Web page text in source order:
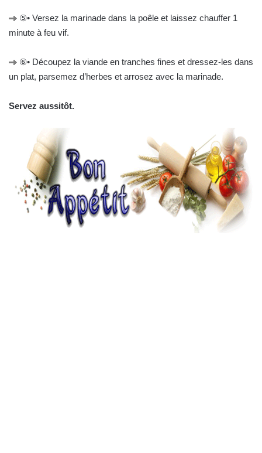
⑤• Versez la marinade dans la poêle et laissez chauffer 1
minute à feu vif.
⑥• Découpez la viande en tranches fines et dressez-les dans
un plat, parsemez d’herbes et arrosez avec la marinade.
Servez aussitôt.